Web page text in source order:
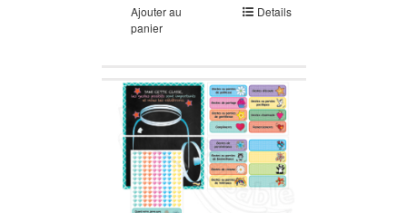
Ajouter au
panier
Details